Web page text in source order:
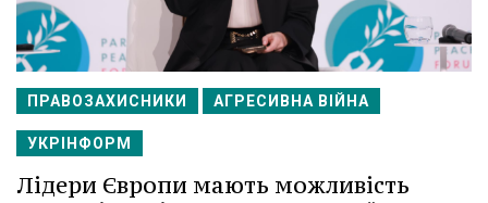
ПРАВОЗАХИСНИКИ АГРЕСИВНА ВІЙНА
УКРІНФОРМ
Лідери Європи мають можливість